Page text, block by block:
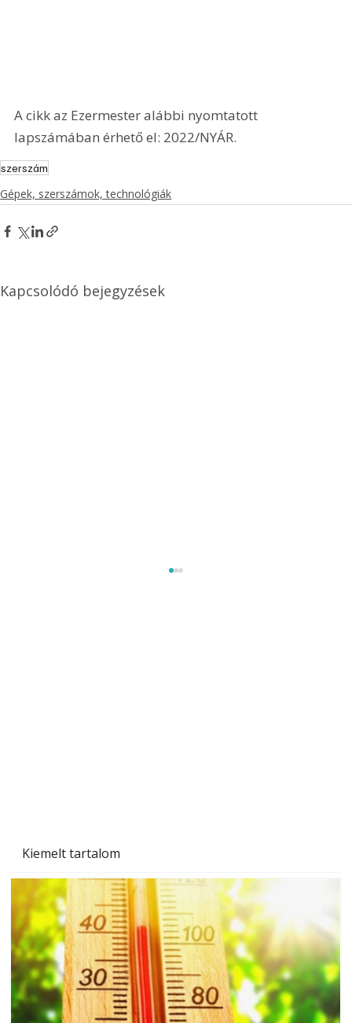
Kiemelt tartalom
A cikk az Ezermester alábbi nyomtatott
lapszámában érhető el: 2022/NYÁR.
szerszám
Gépek, szerszámok, technológiák
Kapcsolódó bejegyzések